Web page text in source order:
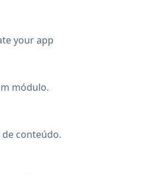
your app
módulo.
de conteúdo.